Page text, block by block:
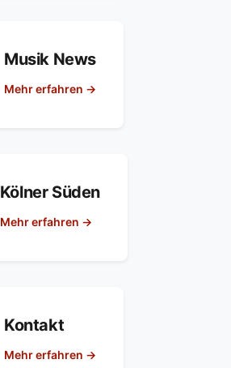
Musik News
Mehr erfahren →
Kölner Süden
Mehr erfahren →
Kontakt
Mehr erfahren →